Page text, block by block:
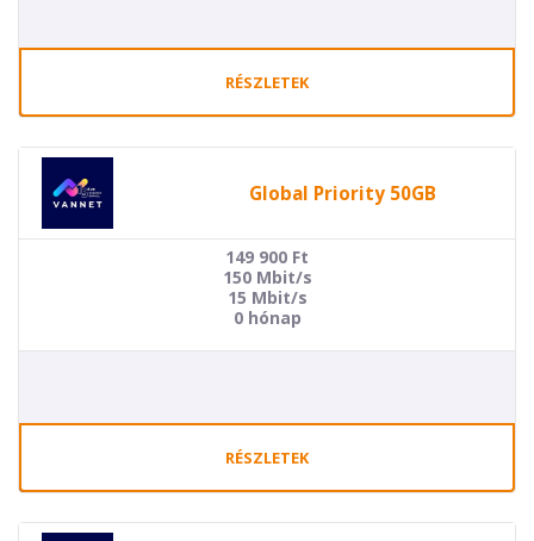
RÉSZLETEK
Global Priority 50GB
149 900 Ft
150 Mbit/s
15 Mbit/s
0 hónap
RÉSZLETEK